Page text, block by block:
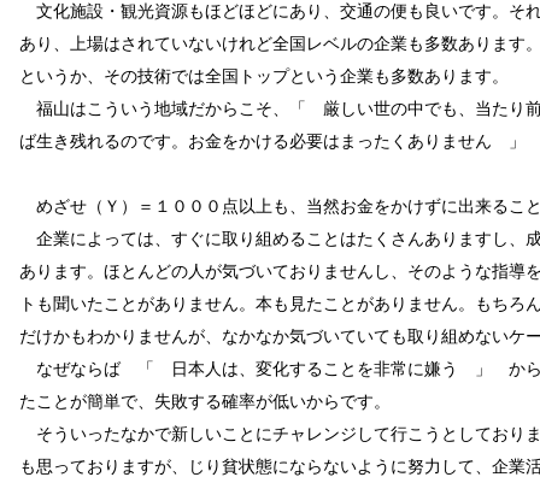
文化施設・観光資源もほどほどにあり、交通の便も良いです。そ
あり、上場はされていないけれど全国レベルの企業も多数あります
というか、その技術では全国トップという企業も多数あります。
福山はこういう地域だからこそ、「 厳しい世の中でも、当たり
ば生き残れるのです。お金をかける必要はまったくありません 」
めざせ（Ｙ）＝１０００点以上も、当然お金をかけずに出来るこ
企業によっては、すぐに取り組めることはたくさんありますし、
あります。ほとんどの人が気づいておりませんし、そのような指導
トも聞いたことがありません。本も見たことがありません。もちろ
だけかもわかりませんが、なかなか気づいていても取り組めないケ
なぜならば 「 日本人は、変化することを非常に嫌う 」 から
たことが簡単で、失敗する確率が低いからです。
そういったなかで新しいことにチャレンジして行こうとしており
も思っておりますが、じり貧状態にならないように努力して、企業